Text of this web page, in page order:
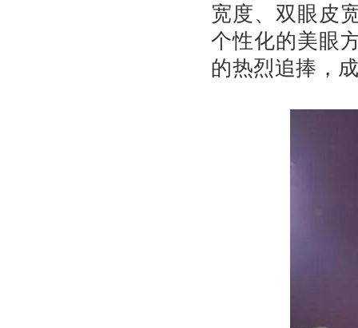
宽度、双眼皮
个性化的美眼
的热烈追捧，